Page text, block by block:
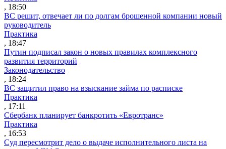
, 18:50
ВС решит, отвечает ли по долгам брошенной компании новый
руководитель
Практика
, 18:47
Путин подписал закон о новых правилах комплексного
развития территорий
Законодательство
, 18:24
ВС защитил право на взыскание займа по расписке
Практика
, 17:11
Сбербанк планирует банкротить «Евротранс»
Практика
, 16:53
Суд пересмотрит дело о выдаче исполнительного листа на